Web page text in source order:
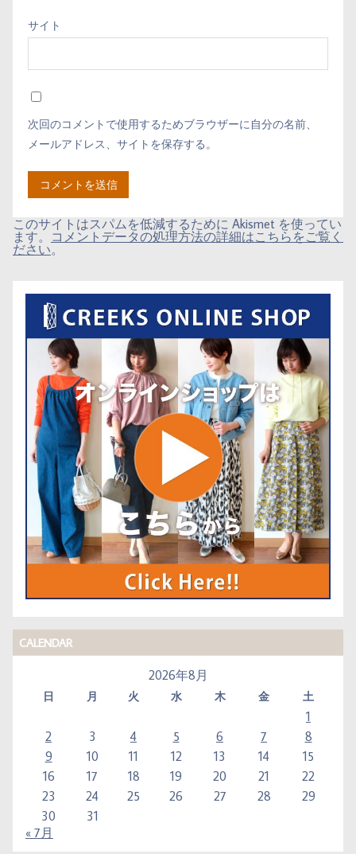
サイト
次回のコメントで使用するためブラウザーに自分の名前、
メールアドレス、サイトを保存する。
このサイトはスパムを低減するために Akismet を使ってい
ます。 コメントデータの処理方法の詳細はこちらをご覧く
ださい。
CALENDAR
2026年8月
日 月 火 水 木 金 土
1
2
3 4 5 6 7
8
9
10 11 12 13 14
15
16
17 18 19 20 21
22
23
24 25 26 27 28
29
30
31
« 7月